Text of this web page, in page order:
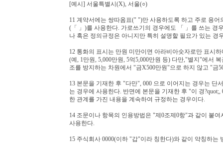
[예시] 서울특별시(X), 서울(○)
11 계약서에는 쌍따옴표(" ")만 사용하도록 하고 주로 용
(「 」)를 사용한다. 가로쓰기의 경우에도 「 」를 쓰는 경
나 혹은 정의규정은 아니지만 특히 설명할 필요가 있는 경
12 통화의 표시는 만원 미만이면 아라비아숫자로만 표시
(예, 1만원, 5,000만원, 5억5,000만원 등) 다만,"별지"에서
조를 방지하는 차원에서 "금X500만원"으로 하지 않고 "금
13 본문을 기재한 후 "다만", 000 으로 이어지는 경우는
는 경우에 사용한다. 반면에 본문을 기재한 후 "이 경
한 관계를 가진 내용을 계속하여 규정하는 경우이다.
14 조문이나 항목의 인용방법은 "제0조제0항"과 같이 붙
사용한다.
15 주식회사 0000(이하 "갑"이라 칭한다)와 같이 약칭하